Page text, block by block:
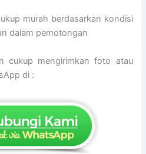
murah berdasarkan kondisi
dalam pemotongan
cukup mengirimkan foto atau
di :